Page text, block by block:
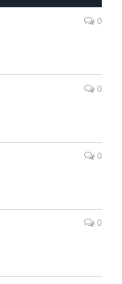
0
0
0
0